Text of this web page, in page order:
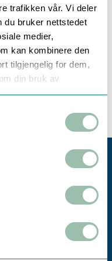
trafikken vår. Vi deler
du bruker nettstedet
medier,
kan kombinere den
tilgjengelig for dem,
din bruk av
Ta
instrumentering